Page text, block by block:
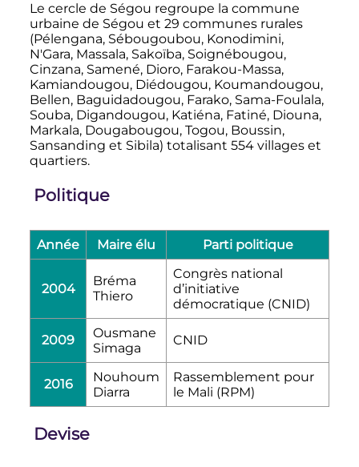
Le cercle de Ségou regroupe la commune
urbaine de Ségou et 29 communes rurales
(Pélengana, Sébougoubou, Konodimini,
N'Gara, Massala, Sakoïba, Soignébougou,
Cinzana, Samené, Dioro, Farakou-Massa,
Kamiandougou, Diédougou, Koumandougou,
Bellen, Baguidadougou, Farako, Sama-Foulala,
Souba, Digandougou, Katiéna, Fatiné, Diouna,
Markala, Dougabougou, Togou, Boussin,
Sansanding et Sibila) totalisant 554 villages et
quartiers.
Politique
Année Maire élu Parti politique
2004
Bréma
Thiero
Congrès national
d’initiative
démocratique (CNID)
2009
Ousmane
Simaga
CNID
2016
Nouhoum
Diarra
Rassemblement pour
le Mali (RPM)
Devise